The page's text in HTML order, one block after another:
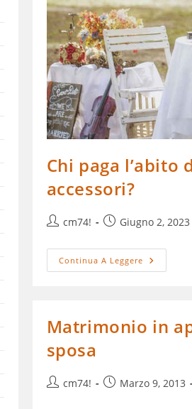
Chi paga l’abito
accessori?
Autorecm74!
ArticoloGiugno 2, 2023
Continua A LeggereChi
Paga
Eventuali
Matrimonio in
sposa
Autorecm74!
ArticoloMarzo 9, 2013